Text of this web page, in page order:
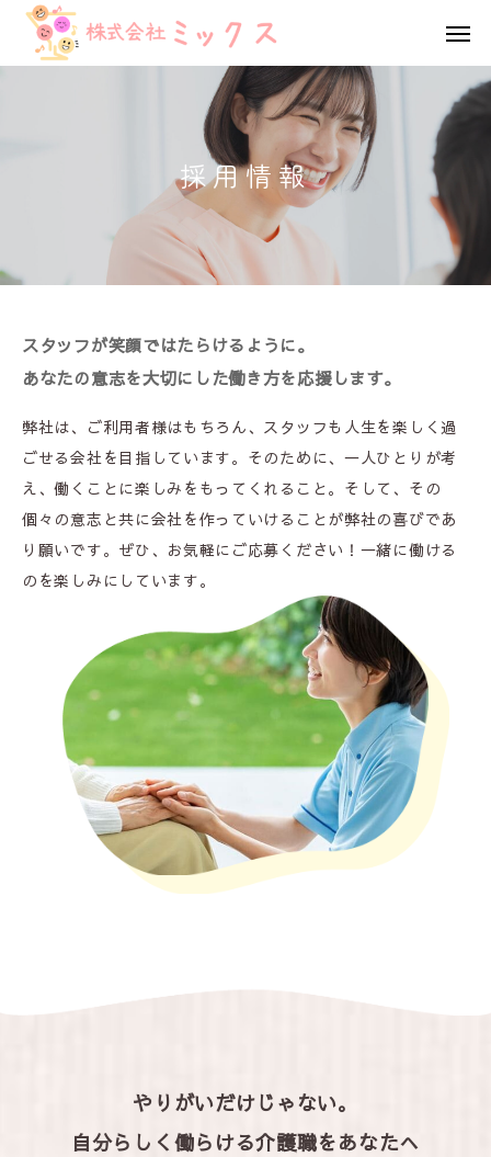
採用情報
スタッフが笑顔ではたらけるように。
あなたの意志を大切にした働き方を応援します。
弊社は、ご利用者様はもちろん、スタッフも人生を楽しく過
ごせる会社を目指しています。そのために、一人ひとりが考
え、働くことに楽しみをもってくれること。そして、その
個々の意志と共に会社を作っていけることが弊社の喜びであ
り願いです。ぜひ、お気軽にご応募ください！一緒に働ける
のを楽しみにしています。
やりがいだけじゃない。
自分らしく働らける介護職をあなたへ
お知らせ
法人概要
お知らせ
お問い合わせ